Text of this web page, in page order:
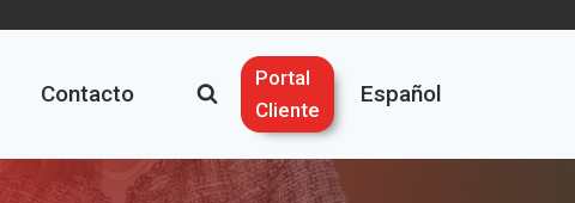
Contacto
Portal
Cliente
Español